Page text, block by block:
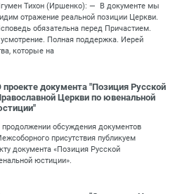
Тихон (Иршенко): — В документе мы
отражение реальной позиции Церкви.
обязательна перед Причастием.
Полная поддержка. Иерей
которые на
проекте документа "Позиция Русской
Церкви по ювенальной
продолжении обсуждения документов
присутствия публикуем
документа «Позиция Русской
юстиции».